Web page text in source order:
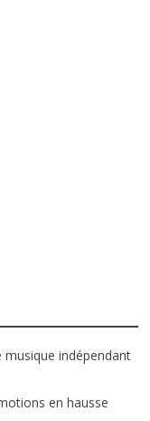
musique indépendant
en hausse